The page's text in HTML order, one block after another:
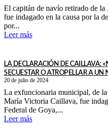
El capitán de navío retirado de
fue indagado en la causa por la
por...
Leer más
LA DECLARACIÓN DE CAILLAVA:
SECUESTAR O ATROPELLAR A UN
20 de julio de 2024
La exfuncionaria municipal, de
María Victoria Caillava, fue
Federal de Goya,...
Leer más